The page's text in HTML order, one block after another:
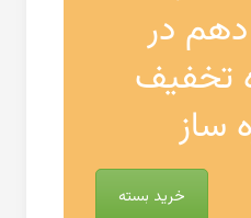
در
تخفیف
ساز
خرید بسته